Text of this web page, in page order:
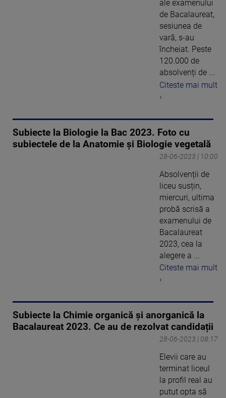
ale examenului
de Bacalaureat,
sesiunea de
vară, s-au
încheiat. Peste
120.000 de
absolvenți de ...
Citeste mai mult
›
Subiecte la Biologie la Bac 2023. Foto cu
subiectele de la Anatomie și Biologie vegetală
28-06-2023 | 10:00
Absolvenții de
liceu susțin,
miercuri, ultima
probă scrisă a
examenului de
Bacalaureat
2023, cea la
alegere a ...
Citeste mai mult
›
Subiecte la Chimie organică și anorganică la
Bacalaureat 2023. Ce au de rezolvat candidații
28-06-2023 | 08:17
Elevii care au
terminat liceul
la profil real au
putut opta să